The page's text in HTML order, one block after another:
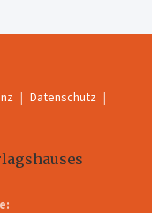
Datenschutz